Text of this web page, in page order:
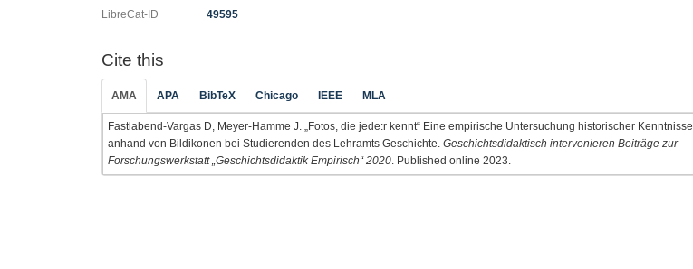
LibreCat-ID
49595
Cite this
AMA APA BibTeX Chicago IEEE MLA
Fastlabend-Vargas D, Meyer-Hamme J. „Fotos, die jede:r kennt“ Eine empirische Untersuchung historischer Kenntnisse
anhand von Bildikonen bei Studierenden des Lehramts Geschichte. Geschichtsdidaktisch intervenieren Beiträge zur
Forschungswerkstatt „Geschichtsdidaktik Empirisch“ 2020 . Published online 2023.